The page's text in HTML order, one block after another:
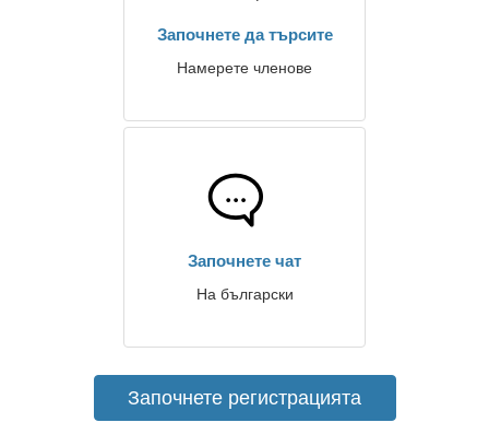
Започнете да търсите
Намерете членове
Започнете чат
На български
Започнете регистрацията